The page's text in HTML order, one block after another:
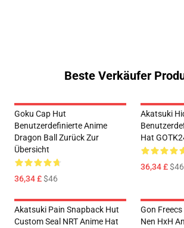
Beste Verkäufer
Goku Cap Hut
Benutzerdefinierte Anime
Dragon Ball Zurück Zur
Übersicht
36,34 £$46
Akatsuki
Hat
36,34 £$46
Akatsuki Pain Snapback Hut
Custom Seal NRT Anime Hat
Gon
Nen HxH